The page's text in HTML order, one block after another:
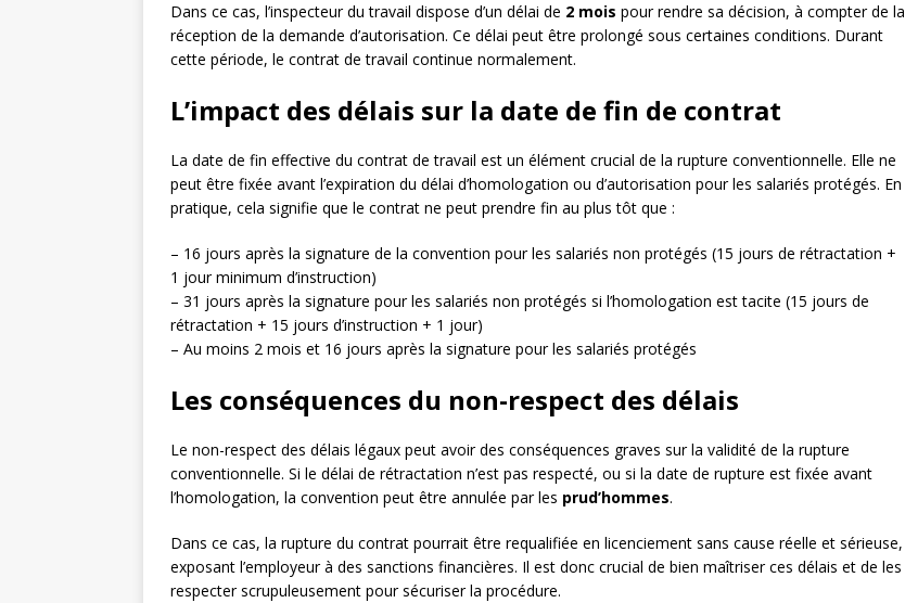
Dans ce cas, l’inspecteur du travail dispose d’un délai de 2 mois pour rendre sa décision, à compter de la
réception de la demande d’autorisation. Ce délai peut être prolongé sous certaines conditions. Durant
cette période, le contrat de travail continue normalement.
L’impact des délais sur la date de fin de contrat
La date de fin effective du contrat de travail est un élément crucial de la rupture conventionnelle. Elle ne
peut être fixée avant l’expiration du délai d’homologation ou d’autorisation pour les salariés protégés. En
pratique, cela signifie que le contrat ne peut prendre fin au plus tôt que :
– 16 jours après la signature de la convention pour les salariés non protégés (15 jours de rétractation +
1 jour minimum d’instruction)
– 31 jours après la signature pour les salariés non protégés si l’homologation est tacite (15 jours de
rétractation + 15 jours d’instruction + 1 jour)
– Au moins 2 mois et 16 jours après la signature pour les salariés protégés
Les conséquences du non-respect des délais
Le non-respect des délais légaux peut avoir des conséquences graves sur la validité de la rupture
conventionnelle. Si le délai de rétractation n’est pas respecté, ou si la date de rupture est fixée avant
l’homologation, la convention peut être annulée par les prud’hommes.
Dans ce cas, la rupture du contrat pourrait être requalifiée en licenciement sans cause réelle et sérieuse,
exposant l’employeur à des sanctions financières. Il est donc crucial de bien maîtriser ces délais et de les
respecter scrupuleusement pour sécuriser la procédure.